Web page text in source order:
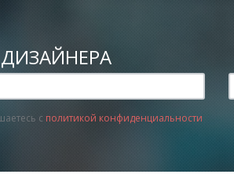
с политикой конфиденциальности